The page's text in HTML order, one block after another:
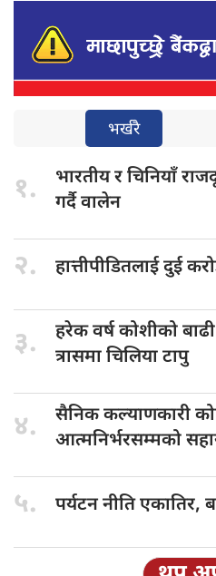
भर्खरै
१. भारतीय रचिनियाँ
गर्दै वालेन
२. हात्तीपीडितलाई दुई
३. हरेक वर्षकोशीको
त्रासमा चिलिया टापु
४. सैनिक कल्याणकारी
आत्मनिर्भरसम्मको
५. पर्यटन नीतिएकातिर,